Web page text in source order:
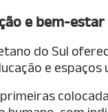
e bem-estar
do Sul
e espaços